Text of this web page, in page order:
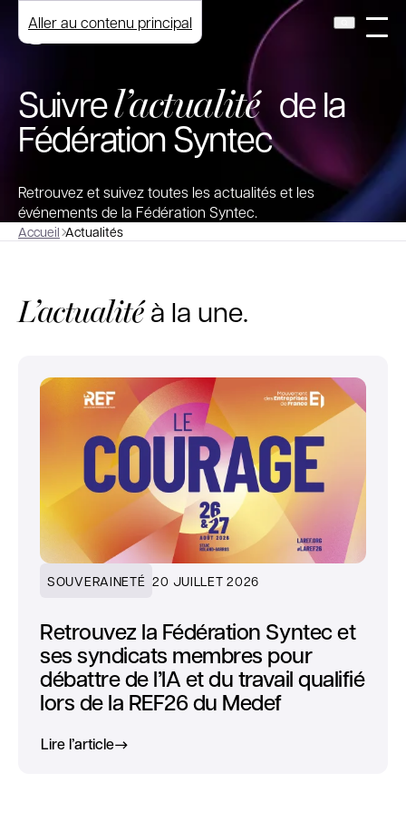
Aller au contenu principal
Suivrel’actualitéde la
Fédération Syntec
Retrouvez et suivez toutes les actualités et les
événements de la Fédération Syntec.
Accueil Actualités
L’actualitéà la une.
SOUVERAINETÉ 20 JUILLET 2026
Retrouvez la Fédération Syntec et
ses syndicats membres pour
débattre de l’IA et du travail qualifié
lors de la REF26 du Medef
Lire l’article